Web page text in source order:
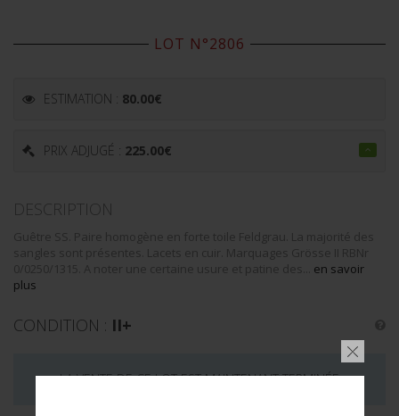
LOT N°2806
ESTIMATION : 80.00€
PRIX ADJUGÉ : 225.00€
DESCRIPTION
Guêtre SS. Paire homogène en forte toile Feldgrau. La majorité des
sangles sont présentes. Lacets en cuir. Marquages Grösse II RBNr
0/0250/1315. A noter une certaine usure et patine des... en savoir
plus
CONDITION : II+
LA VENTE DE CE LOT EST MAINTENANT TERMINÉE